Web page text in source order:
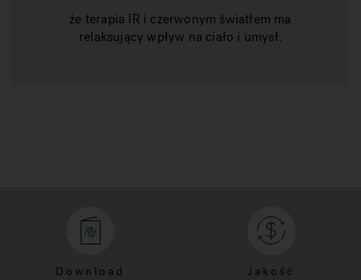
że terapia IR i czerwonym światłem ma
relaksujący wpływ na ciało i umysł.
Download Jakość